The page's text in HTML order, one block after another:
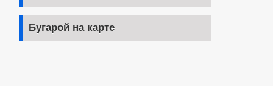
Бугарой на карте